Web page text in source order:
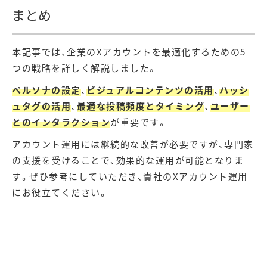
まとめ
本記事では、企業のXアカウントを最適化するための5
つの戦略を詳しく解説しました。
ペルソナの設定、 ビジュアルコンテンツの活用、 ハッシ
ュタグの活用、 最適な投稿頻度とタイミング、 ユーザー
とのインタラクションが重要です。
アカウント運用には継続的な改善が必要ですが、専門家
の支援を受けることで、効果的な運用が可能となりま
す。ぜひ参考にしていただき、貴社のXアカウント運用
にお役立てください。